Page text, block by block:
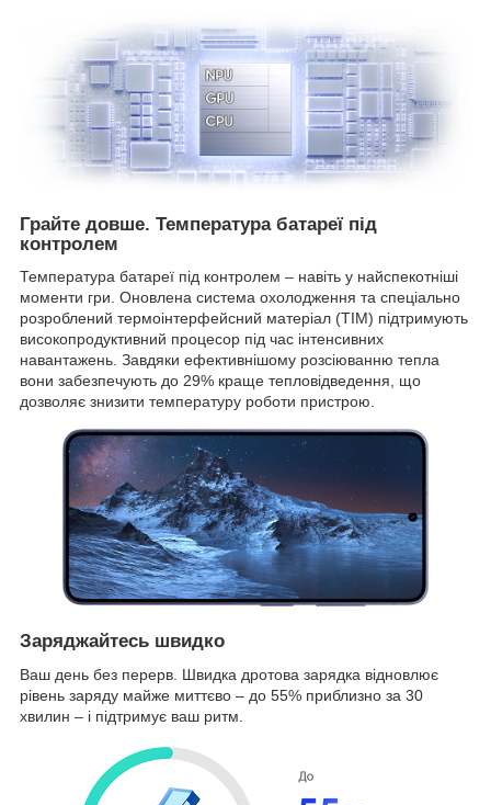
Грайте довше. Температура батареї під
контролем
Температура батареї під контролем – навіть у найспекотніші
моменти гри. Оновлена система охолодження та спеціально
розроблений термоінтерфейсний матеріал (TIM) підтримують
високопродуктивний процесор під час інтенсивних
навантажень. Завдяки ефективнішому розсіюванню тепла
вони забезпечують до 29% краще тепловідведення, що
дозволяє знизити температуру роботи пристрою.
Заряджайтесь швидко
Ваш день без перерв. Швидка дротова зарядка відновлює
рівень заряду майже миттєво – до 55% приблизно за 30
хвилин – і підтримує ваш ритм.